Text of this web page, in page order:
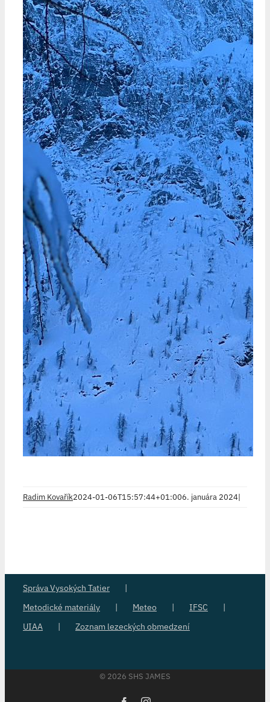
Radim Kovařík2024-01-06T15:57:44+01:006. januára 2024|
Správa Vysokých Tatier
Metodické materiály
Meteo
IFSC
UIAA
Zoznam lezeckých obmedzení
© 2026 SHS JAMES